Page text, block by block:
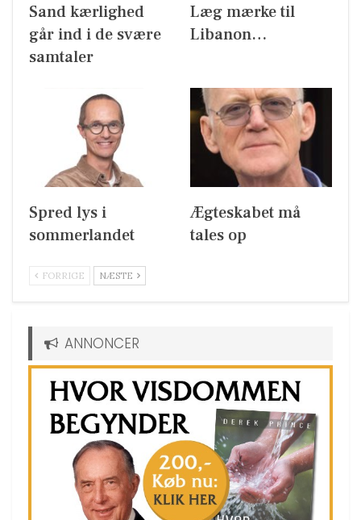
Sand kærlighed
går ind i de svære
samtaler
Læg mærke til
Libanon…
Spred lys i
sommerlandet
Ægteskabet må
tales op
FORRIGE NÆSTE
ANNONCER